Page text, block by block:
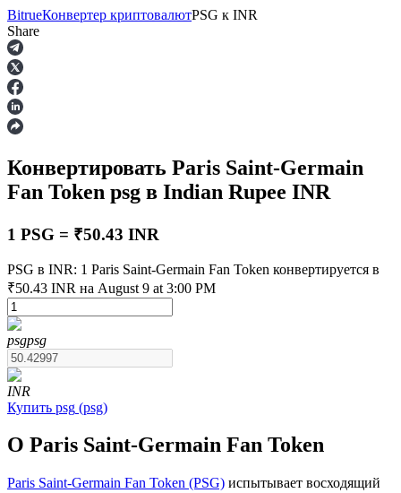
Фьючерсы
USDT-фьючерсы
Фьючерсы с использованием USDT в качестве
BitrueКонвертер криптовалютPSG к INR
Share
Конвертировать Paris Saint-Germain
Fan Token psg в Indian Rupee INR
1 PSG = ₹50.43 INR
PSG в INR: 1 Paris Saint-Germain Fan Token конвертируется в
₹50.43 INR на August 9 at 3:00 PM
psgpsg
INR
Купить psg (psg)
О Paris Saint-Germain Fan Token
Paris Saint-Germain Fan Token (PSG) испытывает восходящий